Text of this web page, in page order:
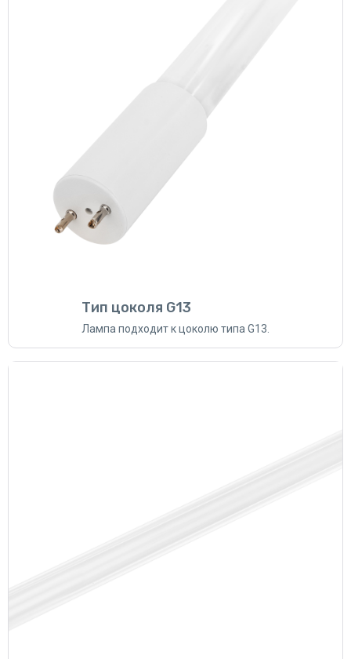
Тип цоколя G13
Лампа подходит к цоколю типа G13.